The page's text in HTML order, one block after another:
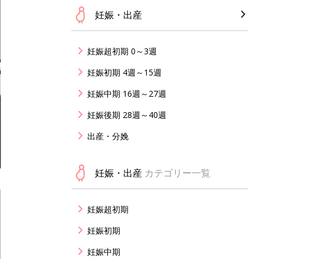
妊娠・出産
妊娠超初期 0～3週
妊娠初期 4週～15週
妊娠中期 16週～27週
妊娠後期 28週～40週
出産・分娩
妊娠・出産 カテゴリー一覧
妊娠超初期
妊娠初期
妊娠中期